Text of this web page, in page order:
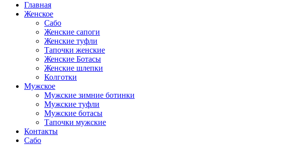
Главная
Женское
Сабо
Женские сапоги
Женские туфли
Тапочки женские
Женские Ботасы
Женские шлепки
Колготки
Мужское
Мужские зимние ботинки
Мужские туфли
Мужские ботасы
Тапочки мужские
Контакты
Сабо